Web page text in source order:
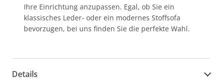
Ihre Einrichtung anzupassen. Egal, ob Sie ein
klassisches Leder- oder ein modernes Stoffsofa
bevorzugen, bei uns finden Sie die perfekte Wahl.
Details